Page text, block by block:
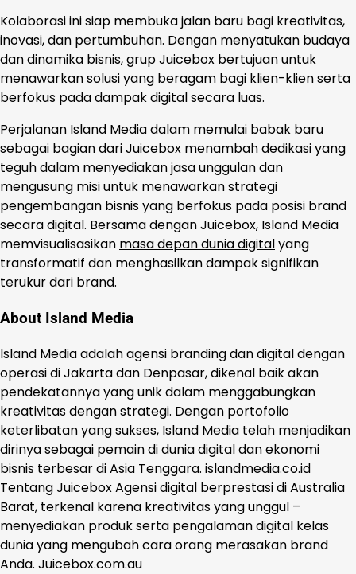
Kolaborasi ini siap membuka jalan baru bagi kreativitas,
inovasi, dan pertumbuhan. Dengan menyatukan budaya
dan dinamika bisnis, grup Juicebox bertujuan untuk
menawarkan solusi yang beragam bagi klien-klien serta
berfokus pada dampak digital secara luas.
Perjalanan Island Media dalam memulai babak baru
sebagai bagian dari Juicebox menambah dedikasi yang
teguh dalam menyediakan jasa unggulan dan
mengusung misi untuk menawarkan strategi
pengembangan bisnis yang berfokus pada posisi brand
secara digital. Bersama dengan Juicebox, Island Media
memvisualisasikan masa depan dunia digitalyang
transformatif dan menghasilkan dampak signifikan
terukur dari brand.
About Island Media
Island Media adalah agensi branding dan digital dengan
operasi di Jakarta dan Denpasar, dikenal baik akan
pendekatannya yang unik dalam menggabungkan
kreativitas dengan strategi. Dengan portofolio
keterlibatan yang sukses, Island Media telah menjadikan
dirinya sebagai pemain di dunia digital dan ekonomi
bisnis terbesar di Asia Tenggara. islandmedia.co.id
Tentang Juicebox Agensi digital berprestasi di Australia
Barat, terkenal karena kreativitas yang unggul –
menyediakan produk serta pengalaman digital kelas
dunia yang mengubah cara orang merasakan brand
Anda. Juicebox.com.au